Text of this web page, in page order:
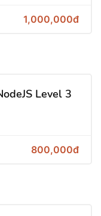
1,000,000đ
Level 3
800,000đ